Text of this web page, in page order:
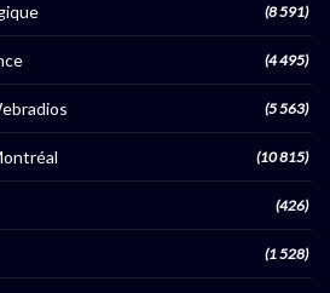
(8 591)
(4 495)
(5 563)
(10 815)
(426)
(1 528)